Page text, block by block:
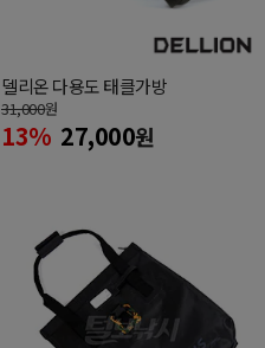
델리온 다용도 태클가방
31,000원
13% 27,000원